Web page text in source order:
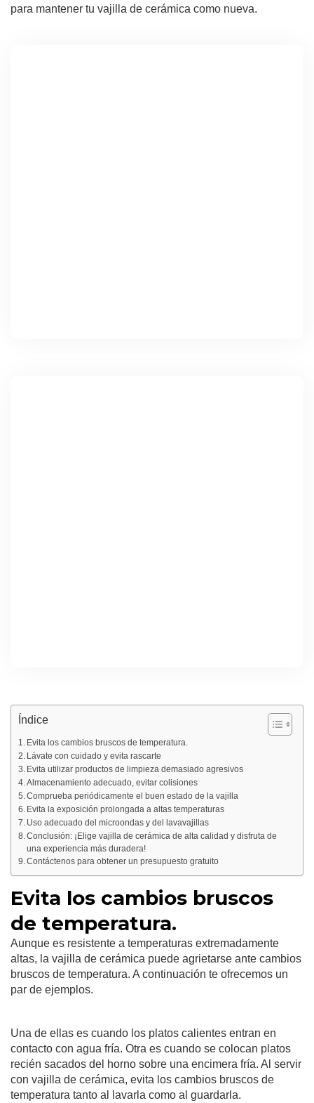
para mantener tu vajilla de cerámica como nueva.
Índice
Evita los cambios bruscos de temperatura.
Lávate con cuidado y evita rascarte
Evita utilizar productos de limpieza demasiado agresivos
Almacenamiento adecuado, evitar colisiones
Comprueba periódicamente el buen estado de la vajilla
Evita la exposición prolongada a altas temperaturas
Uso adecuado del microondas y del lavavajillas
Conclusión: ¡Elige vajilla de cerámica de alta calidad y disfruta de
una experiencia más duradera!
Contáctenos para obtener un presupuesto gratuito
Evita los cambios bruscos
de temperatura.
Aunque es resistente a temperaturas extremadamente
altas, la vajilla de cerámica puede agrietarse ante cambios
bruscos de temperatura. A continuación te ofrecemos un
par de ejemplos.
Una de ellas es cuando los platos calientes entran en
contacto con agua fría. Otra es cuando se colocan platos
recién sacados del horno sobre una encimera fría. Al servir
con vajilla de cerámica, evita los cambios bruscos de
temperatura tanto al lavarla como al guardarla.